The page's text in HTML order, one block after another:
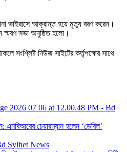
ভাইরাসে আক্রান্ত হয়ে মৃত্যু বরণ করেন।
স্মরণ সভা অনুষ্ঠিত হলো।
সংশ্লিষ্ট নিউজ সাইটের কর্তৃপক্ষের সাথে
এনবিআরের চেয়ারম্যান হলেন ‘ডেবিল’